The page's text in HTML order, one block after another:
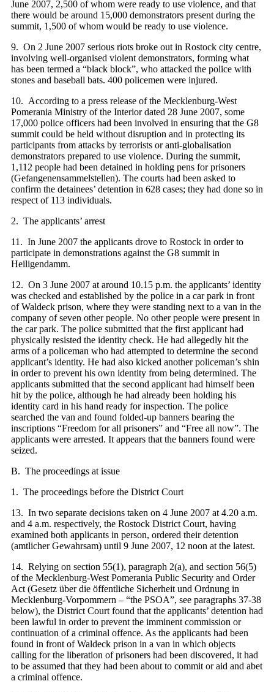
June 2007, 2,500 of whom were ready to use violence, and that
there would be around 15,000 demonstrators present during the
summit, 1,500 of whom would be ready to use violence.
9. On 2 June 2007 serious riots broke out in Rostock city centre,
involving well-organised violent demonstrators, forming what
has been termed a “black block”, who attacked the police with
stones and baseball bats. 400 policemen were injured.
10. According to a press release of the Mecklenburg-West
Pomerania Ministry of the Interior dated 28 June 2007, some
17,000 police officers had been involved in ensuring that the G8
summit could be held without disruption and in protecting its
participants from attacks by terrorists or anti‑globalisation
demonstrators prepared to use violence. During the summit,
1,112 people had been detained in holding pens for prisoners
(Gefangenensammelstellen). The courts had been asked to
confirm the detainees’ detention in 628 cases; they had done so in
respect of 113 individuals.
2. The applicants’ arrest
11. In June 2007 the applicants drove to Rostock in order to
participate in demonstrations against the G8 summit in
Heiligendamm.
12. On 3 June 2007 at around 10.15 p.m. the applicants’ identity
was checked and established by the police in a car park in front
of Waldeck prison, where they were standing next to a van in the
company of seven other people. No other people were present in
the car park. The police submitted that the first applicant had
physically resisted the identity check. He had allegedly hit the
arms of a policeman who had attempted to determine the second
applicant’s identity. He had also kicked another policeman’s shin
in order to prevent his own identity from being determined. The
applicants submitted that the second applicant had himself been
hit by the police, although he had already been holding his
identity card in his hand ready for inspection. The police
searched the van and found folded-up banners bearing the
inscriptions “Freedom for all prisoners” and “Free all now”. The
applicants were arrested. It appears that the banners found were
seized.
B. The proceedings at issue
1. The proceedings before the District Court
13. In two separate decisions taken on 4 June 2007 at 4.20 a.m.
and 4 a.m. respectively, the Rostock District Court, having
examined both applicants in person, ordered their detention
(amtlicher Gewahrsam) until 9 June 2007, 12 noon at the latest.
14. Relying on section 55(1), paragraph 2(a), and section 56(5)
of the Mecklenburg-West Pomerania Public Security and Order
Act (Gesetz über die öffentliche Sicherheit und Ordnung in
Mecklenburg-Vorpommern – “the PSOA”, see paragraphs 37-38
below), the District Court found that the applicants’ detention had
been lawful in order to prevent the imminent commission or
continuation of a criminal offence. As the applicants had been
found in front of Waldeck prison in a van in which objects
calling for the liberation of prisoners had been discovered, it had
to be assumed that they had been about to commit or aid and abet
a criminal offence.